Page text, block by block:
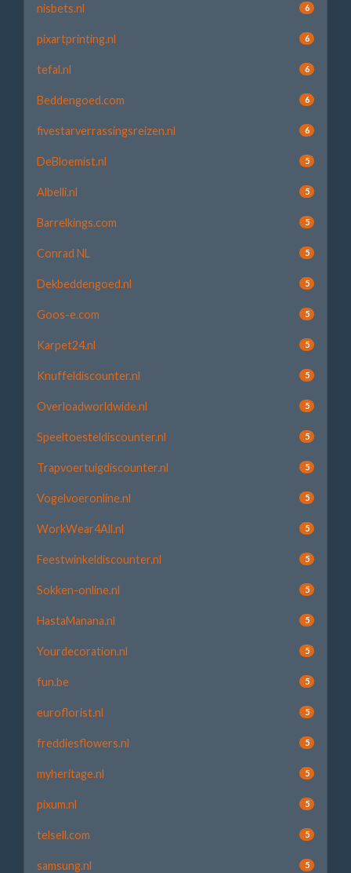
nisbets.nl 6
pixartprinting.nl 6
tefal.nl 6
Beddengoed.com 6
fivestarverrassingsreizen.nl 6
DeBloemist.nl 5
Albelli.nl 5
Barrelkings.com 5
Conrad NL 5
Dekbeddengoed.nl 5
Goos-e.com 5
Karpet24.nl 5
Knuffeldiscounter.nl 5
Overloadworldwide.nl 5
Speeltoesteldiscounter.nl 5
Trapvoertuigdiscounter.nl 5
Vogelvoeronline.nl 5
WorkWear4All.nl 5
Feestwinkeldiscounter.nl 5
Sokken-online.nl 5
HastaManana.nl 5
Yourdecoration.nl 5
fun.be 5
euroflorist.nl 5
freddiesflowers.nl 5
myheritage.nl 5
pixum.nl 5
telsell.com 5
samsung.nl 5